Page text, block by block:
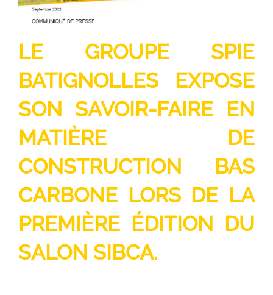
LE GROUPE SPIE
BATIGNOLLES EXPOSE
SON SAVOIR-FAIRE EN
MATIÈRE DE
CONSTRUCTION BAS
CARBONE LORS DE LA
PREMIÈRE ÉDITION DU
SALON SIBCA.